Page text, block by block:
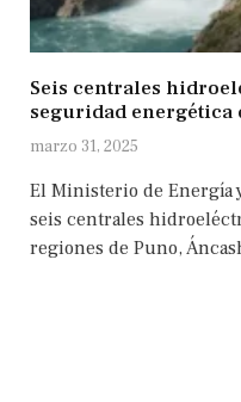
Seis centrales
seguridad energética
marzo 31, 2025
El Ministerio de Energía
seis centrales
regiones de Puno,